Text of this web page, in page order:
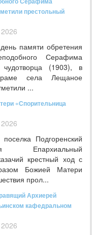
престольный
2026
памяти обретения
Серафима
чудотворца (1903), в
села Лещаное
...
«Спорительница
2026
Подгоренский
Епархиальный
крестный ход с
Божией Матери
прол...
Архиерей
кафедральном
2026